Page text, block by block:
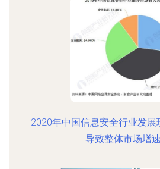
2020年中国信息安全行业发
导致整体市场增